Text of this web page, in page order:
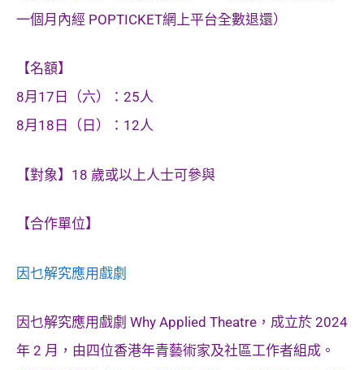
一個月內經 POPTICKET網上平台全數退還）
【名額】
8月17日（六）：25人
8月18日（日）：12人
【對象】18 歲或以上人士可參與
【合作單位】
因乜解究應用戲劇
因乜解究應用戲劇 Why Applied Theatre，成立於 2024
年 2 月，由四位香港年青藝術家及社區工作者組成。